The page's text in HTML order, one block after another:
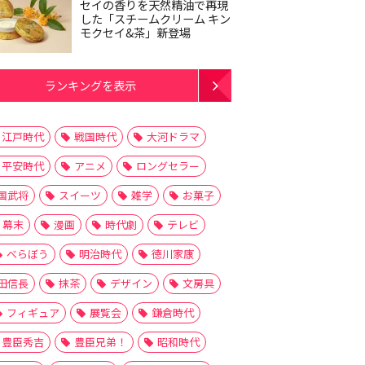
セイの香りを天然精油で再現
した「スチームクリーム キン
モクセイ&茶」新登場
ランキングを表示
江戸時代 戦国時代
大河ドラマ
平安時代
アニメ
ロングセラー
武将
スイーツ 雑学
お菓子
幕末
漫画 時代劇
テレビ
べらぼう
明治時代
徳川家康
信長
抹茶 デザイン
文房具
フィギュア
展覧会
鎌倉時代
豊臣秀吉
豊臣兄弟！
昭和時代